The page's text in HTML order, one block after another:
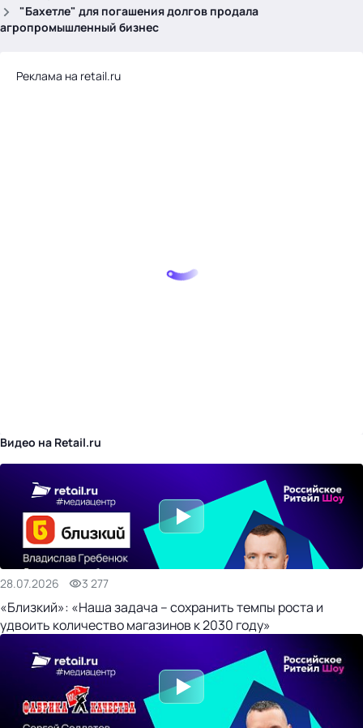
"Бахетле" для погашения долгов продала
агропромышленный бизнес
Реклама на retail.ru
Видео на Retail.ru
28.07.2026 3 277
«Близкий»: «Наша задача – сохранить темпы роста и
удвоить количество магазинов к 2030 году»